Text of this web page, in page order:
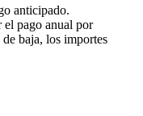
anticipado.
el pago anual por
baja, los importes